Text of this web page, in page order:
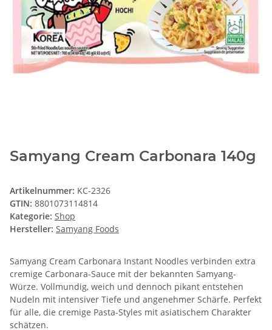
Samyang Cream Carbonara 140g
Artikelnummer: KC-2326
GTIN: 8801073114814
Kategorie: Shop
Hersteller: Samyang Foods
Samyang Cream Carbonara Instant Noodles verbinden extra
cremige Carbonara-Sauce mit der bekannten Samyang-
Würze. Vollmundig, weich und dennoch pikant entstehen
Nudeln mit intensiver Tiefe und angenehmer Schärfe. Perfekt
für alle, die cremige Pasta-Styles mit asiatischem Charakter
schätzen.